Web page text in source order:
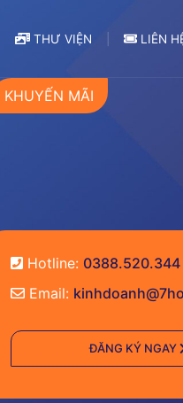
THƯ VIỆN LIÊN
KHUYẾN MÃI
Hotline: 0388.520.344
Email:
ĐĂNG KÝ NGAY